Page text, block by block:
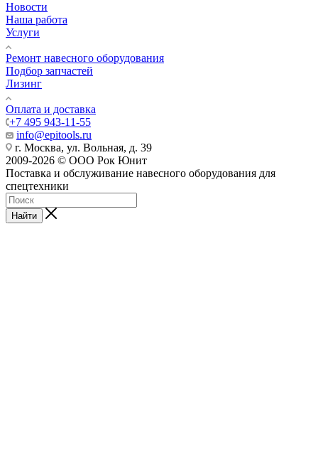
Новости
Наша работа
Услуги
Ремонт навесного оборудования
Подбор запчастей
Лизинг
Оплата и доставка
+7 495 943-11-55
info@epitools.ru
г. Москва, ул. Вольная, д. 39
2009-2026 © ООО Рок Юнит
Поставка и обслуживание навесного оборудования для
спецтехники
Найти